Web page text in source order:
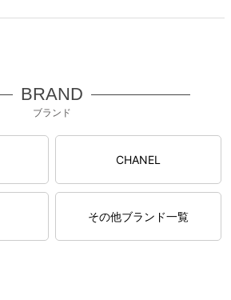
BRAND
ブランド
CHANEL
その他ブランド一覧